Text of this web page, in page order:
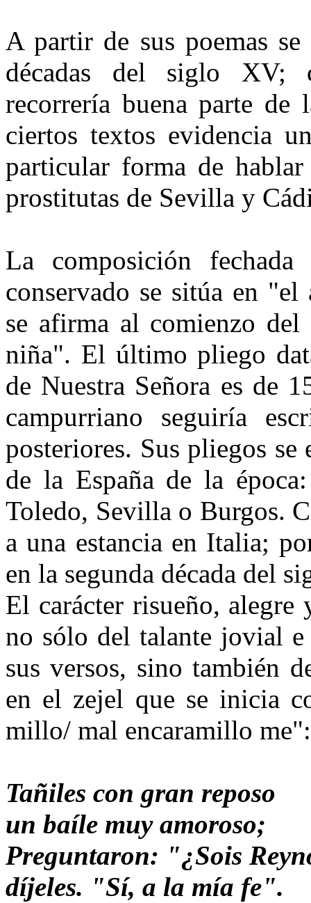
A partir de sus poemas
décadas del siglo XV;
recorrería buena parte de
ciertos textos evidencia
particular forma de
prostitutas de Sevilla y
La composición
conservado se sitúa en
se afirma al comienzo
niña". El último pliego
de Nuestra Señora es de
campurriano seguiría
posteriores. Sus pliegos se
de la España de la
Toledo, Sevilla o Burgos.
a una estancia en Italia;
en la segunda década del
El carácter risueño, alegre
no sólo del talante jovial
sus versos, sino también
en el zejel que se inicia
millo/ mal encaramillo me":
Tañiles con gran reposo
un baíle muy amoroso;
Preguntaron: "¿Sois
díjeles. "Sí, a la mía fe".